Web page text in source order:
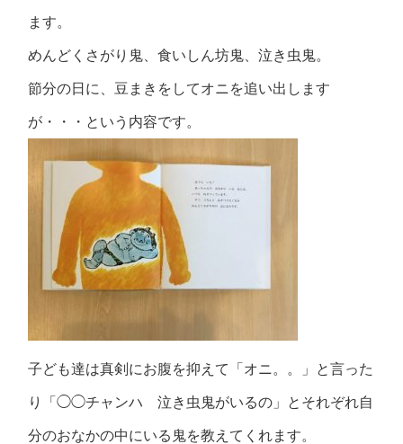
ます。
めんどくさがり鬼、食いしん坊鬼、泣き虫鬼。
節分の日に、豆まきをしてオニを追い出します
が・・・という内容です。
子ども達は真剣にお腹を抑えて「オニ。。」と言った
り「◯◯チャンハ 泣き虫鬼がいるの」とそれぞれ自
分のおなかの中にいる鬼を教えてくれます。